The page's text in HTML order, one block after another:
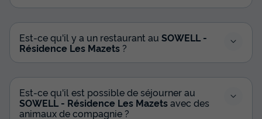
Est-ce qu'il y a un restaurant au SOWELL -
Résidence Les Mazets ?
Est-ce qu'il est possible de séjourner au
SOWELL - Résidence Les Mazetsavec des
animaux de compagnie ?